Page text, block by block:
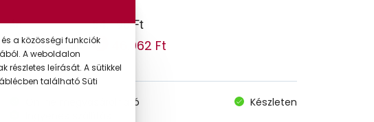
Ár: 54.190 Ft
Törzsvásárlói ár: 46.062 Ft
Online megvásárolható
Készleten
a közösségi funkciók
A weboldalon
részletes leírását. A sütikkel
található Süti